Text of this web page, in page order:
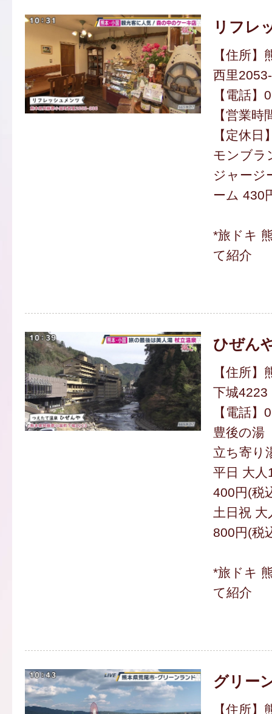
リフレ
【住所
西里
【電話
【営業
【定休
モンブラ
ジャージ
ーム 430
*旅ドキ
て紹介
ひぜん
【住所
下城4223
【電話
豊後の湯
立ち寄り
平日 大人
400円(税
土日祝
800円(税
*旅ドキ
て紹介
グリー
【住所